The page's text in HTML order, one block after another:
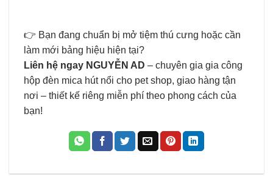
👉 Bạn đang chuẩn bị mở tiệm thú cưng hoặc cần
làm mới bảng hiệu hiện tại?
Liên hệ ngay NGUYỄN AD – chuyên gia gia công
hộp đèn mica hút nổi cho pet shop, giao hàng tận
nơi – thiết kế riêng miễn phí theo phong cách của
bạn!